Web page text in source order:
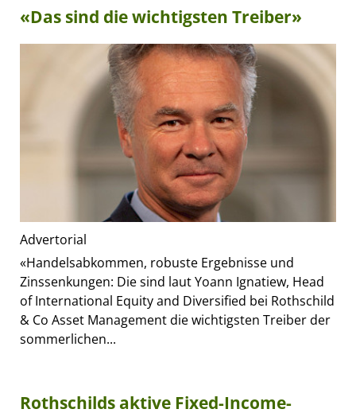
«Das sind die wichtigsten Treiber»
Advertorial
«Handelsabkommen, robuste Ergebnisse und
Zinssenkungen: Die sind laut Yoann Ignatiew, Head
of International Equity and Diversified bei Rothschild
& Co Asset Management die wichtigsten Treiber der
sommerlichen...
Rothschilds aktive Fixed-Income-